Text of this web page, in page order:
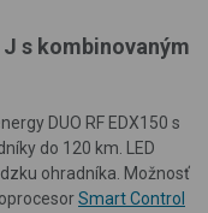
s kombinovaným
DUO RF EDX150 s
do 120 km. LED
ohradníka. Možnosť
Smart Control